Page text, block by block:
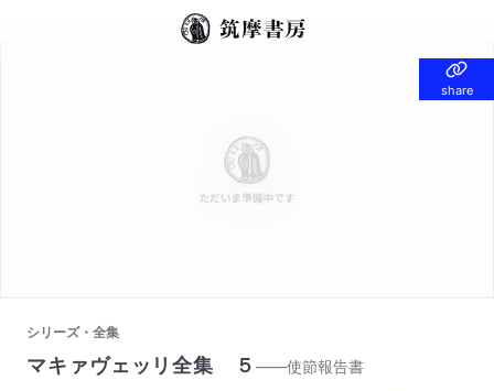
share
share
シリーズ・全集
マキァヴェッリ全集 ５ ——使節報告書